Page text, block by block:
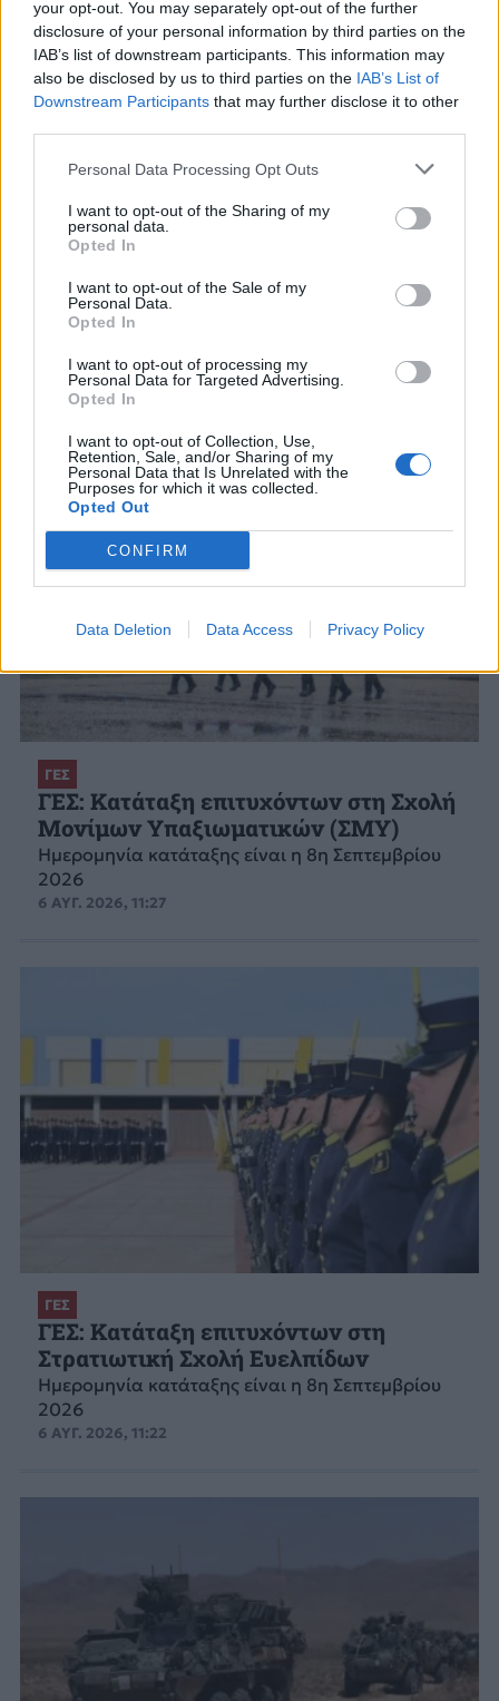
your opt-out. You may separately opt-out of the further
disclosure of your personal information by third parties on the
IAB’s list of downstream participants. This information may
also be disclosed by us to third parties on the IAB’s List of
Downstream Participants that may further disclose it to other
Personal Data Processing Opt Outs
I want to opt-out of the Sharing of my
personal data.
Opted In
I want to opt-out of the Sale of my
Personal Data.
Opted In
I want to opt-out of processing my
Personal Data for Targeted Advertising.
Opted In
I want to opt-out of Collection, Use,
Retention, Sale, and/or Sharing of my
Personal Data that Is Unrelated with the
Purposes for which it was collected.
Opted Out
CONFIRM
Data Deletion Data Access Privacy Policy
ΣΧΕΤΙΚΑ ΑΡΘΡΑ
ΓΕΣ
ΓΕΣ: Κατάταξη επιτυχόντων στη Σχολή
Μονίμων Υπαξιωματικών (ΣΜΥ)
Ημερομηνία κατάταξης είναι η 8η Σεπτεμβρίου
2026
6 ΑΥΓ. 2026, 11:27
ΓΕΣ
ΓΕΣ: Κατάταξη επιτυχόντων στη
Στρατιωτική Σχολή Ευελπίδων
Ημερομηνία κατάταξης είναι η 8η Σεπτεμβρίου
2026
6 ΑΥΓ. 2026, 11:22